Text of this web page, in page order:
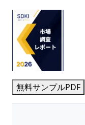
無料サンプルPDF